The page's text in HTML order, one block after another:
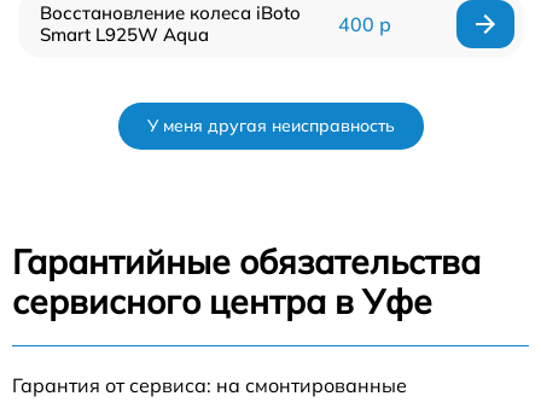
Восстановление колеса iBoto
Smart L925W Aqua
400 р
У меня другая неисправность
Гарантийные обязательства
сервисного центра в Уфе
Гарантия от сервиса: на смонтированные